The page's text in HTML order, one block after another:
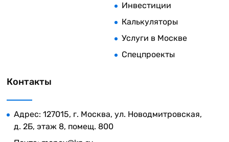
Инвестиции
Калькуляторы
Услуги в Москве
Спецпроекты
Контакты
Адрес: 127015, г. Москва, ул. Новодмитровская,
д. 2Б, этаж 8, помещ. 800